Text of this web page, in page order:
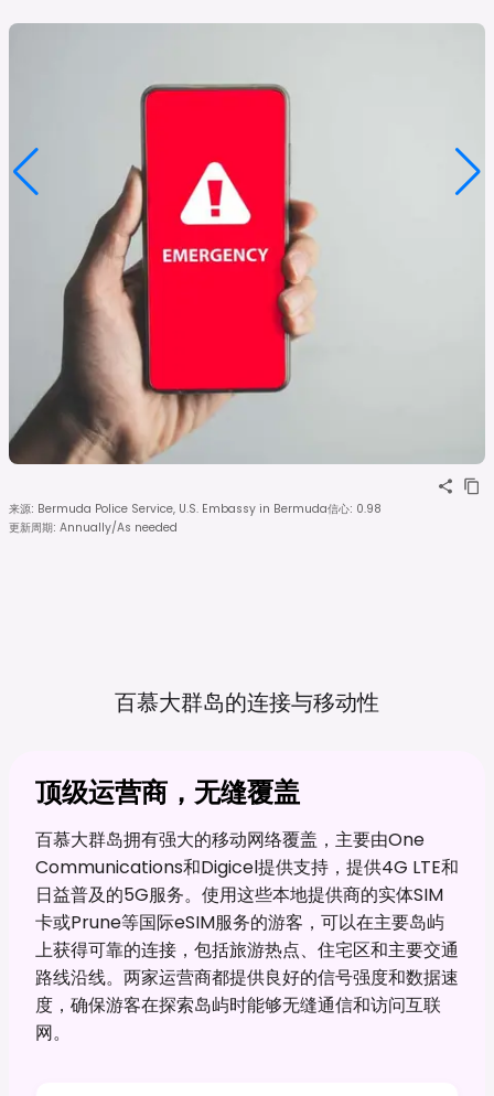
来源: Bermuda Police Service, U.S. Embassy in Bermuda信心: 0.98
更新周期: Annually/As needed
百慕大群岛的连接与移动性
顶级运营商，无缝覆盖
百慕大群岛拥有强大的移动网络覆盖，主要由One
Communications和Digicel提供支持，提供4G LTE和
日益普及的5G服务。使用这些本地提供商的实体SIM
卡或Prune等国际eSIM服务的游客，可以在主要岛屿
上获得可靠的连接，包括旅游热点、住宅区和主要交通
路线沿线。两家运营商都提供良好的信号强度和数据速
度，确保游客在探索岛屿时能够无缝通信和访问互联
网。